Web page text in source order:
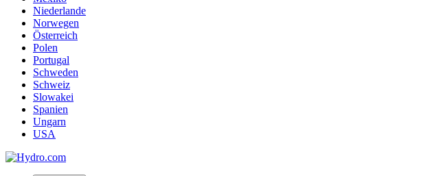
Niederlande
Norwegen
Österreich
Polen
Portugal
Schweden
Schweiz
Slowakei
Spanien
Ungarn
USA